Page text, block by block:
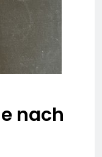
Claus-Peter
vermisst –
nach